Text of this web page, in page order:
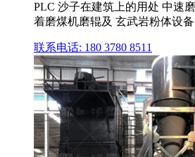
PLC 沙子在建筑上的用处 中速
着磨煤机磨辊及 玄武岩粉体设备
联系电话: 180 3780 8511